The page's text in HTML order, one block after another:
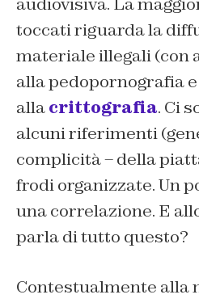
toccati riguarda la
materiale illegali
alla pedopornografia
allacrittografia. Ci
alcuni riferimenti
complicità – della
frodi organizzate. Un
una correlazione. E
parla di tutto questo?
Contestualmente alla